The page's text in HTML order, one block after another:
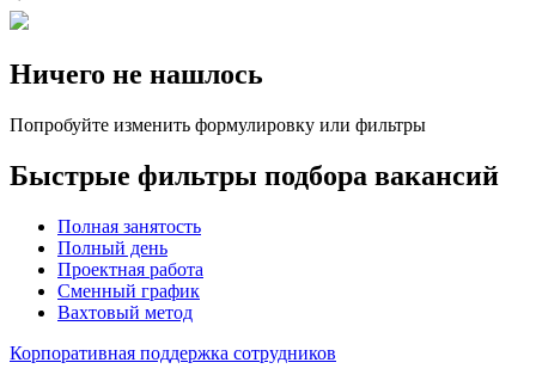
Ничего не нашлось
Попробуйте изменить формулировку или фильтры
Быстрые фильтры подбора вакансий
Полная занятость
Полный день
Проектная работа
Сменный график
Вахтовый метод
Корпоративная поддержка сотрудников